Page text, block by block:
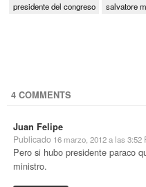
presidente del congreso
salvatore
4 COMMENTS
Juan Felipe
Publicado 16 marzo, 2012 a las 3:52
Pero si hubo presidente paraco
ministro.